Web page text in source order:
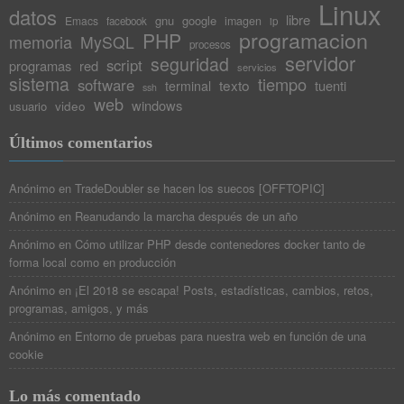
40
41
42
44
45
46
48
51
53
55
56
57
59
60
61
64
/**
* @file calcula_horas.c
#include <stdlib.h>
#include <stdio.h>
#include <string.h>
{
inthours;
float raw ;
time_t getTime
datos Emacs facebook gnu google imagen ip libre Linux
memoria MySQL PHP procesos programacion
programas red script seguridad servicios servidor
sistema software ssh terminal texto tiempo tuenti
usuario video web windows
Últimos comentarios
Anónimo en TradeDoubler se hacen los suecos [OFFTOPIC]
Anónimo en Reanudando la marcha después de un año
Anónimo en Cómo utilizar PHP desde contenedores docker tanto de
forma local como en producción
Anónimo en ¡El 2018 se escapa! Posts, estadísticas, cambios, retos,
programas, amigos, y más
Anónimo en Entorno de pruebas para nuestra web en función de una
cookie
Lo más comentado